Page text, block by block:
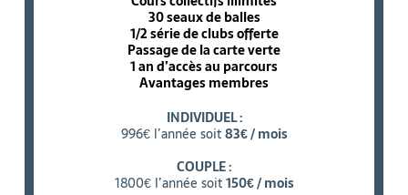
30 seaux de balles
1/2 série de clubs offerte
Passage de la carte verte
1 an d’accès au parcours
Avantages membres
INDIVIDUEL:
996€ l’année soit83€ /mois
COUPLE :
1800€ l’année soit150€ / mois